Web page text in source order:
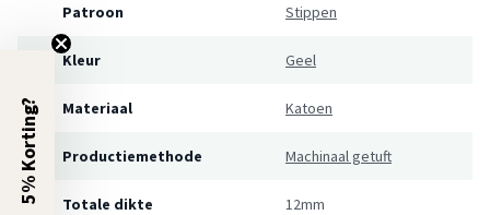
Patroon Stippen
Kleur Geel
Materiaal Katoen
Productiemethode Machinaal getuft
Totale dikte 12mm
5% Korting?